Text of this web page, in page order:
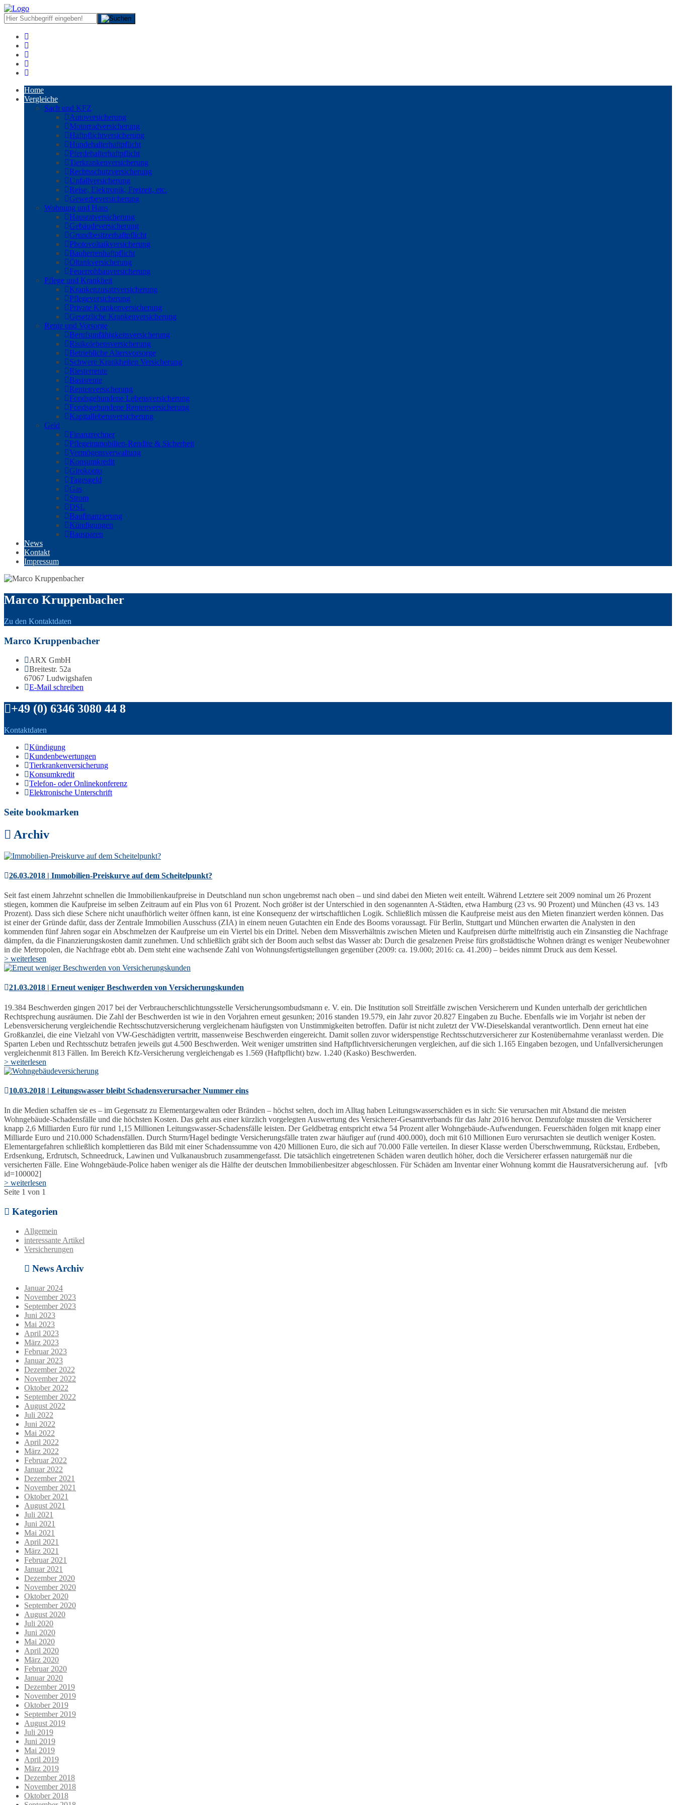
Home
Vergleiche
Sach und KFZ
Autoversicherung
Motorradversicherung
Haftpflichtversicherung
Hundehalterhaftpflicht
Pferdehalterhaftpflicht
Tierkrankenversicherung
Rechtsschutzversicherung
Unfallversicherung
Reise, Elektronik, Freizeit, etc.
Gewerbeversicherung
Wohnung und Haus
Hausratversicherung
Gebäudeversicherung
Grundbesitzerhaftpflicht
Photovoltaikversicherung
Bauherrenhaftpflicht
Öltankversicherung
Feuerrohbauversicherung
Pflege und Krankheit
Krankenzusatzversicherung
Pflegeversicherung
Private Krankenversicherung
Gesetzliche Krankenversicherung
Rente und Vorsorge
Berufs­unfähigkeitsversicherung
Risikolebensversicherung
Betriebliche Altersvorsorge
Schwere Krankheiten Versicherung
Riesterrente
Basisrente
Rentenversicherung
Fondsgebundene Lebensversicherung
Fondsgebundene Rentenversicherung
Kapitallebensversicherung
Geld
Finanzrechner
Pflegeimmobilien-Rendite & Sicherheit
Vermögensverwaltung
Konsumkredit
Girokonto
Tagesgeld
Gas
Strom
DSL
Baufinanzierung
Kündigungen
Bausparen
News
Kontakt
Impressum
Marco Kruppenbacher
Zu den Kontaktdaten
Marco Kruppenbacher
ARX GmbH
Breitestr. 52a
67067 Ludwigshafen
E-Mail schreiben
+49 (0) 6346 3080 44 8
Kontaktdaten
Kündigung
Kundenbewertungen
Tierkrankenversicherung
Konsumkredit
Telefon- oder Onlinekonferenz
Elektronische Unterschrift
Seite bookmarken
Archiv
26.03.2018 | Immobilien-Preiskurve auf dem Scheitelpunkt?
Seit fast einem Jahrzehnt schnellen die Immobilienkaufpreise in Deutschland nun schon ungebremst nach oben – und sind dabei den Mieten weit enteilt. Während Letztere seit 2009 nominal um 26 Prozent
stiegen, kommen die Kaufpreise im selben Zeitraum auf ein Plus von 61 Prozent. Noch größer ist der Unterschied in den sogenannten A-Städten, etwa Hamburg (23 vs. 90 Prozent) und München (43 vs. 143
Prozent). Dass sich diese Schere nicht unaufhörlich weiter öffnen kann, ist eine Konsequenz der wirtschaftlichen Logik. Schließlich müssen die Kaufpreise meist aus den Mieten finanziert werden können. Das
ist einer der Gründe dafür, dass der Zentrale Immobilien Ausschuss (ZIA) in einem neuen Gutachten ein Ende des Booms voraussagt. Für Berlin, Stuttgart und München erwarten die Analysten in den
kommenden fünf Jahren sogar ein Abschmelzen der Kaufpreise um ein Viertel bis ein Drittel. Neben dem Missverhältnis zwischen Mieten und Kaufpreisen dürfte mittelfristig auch ein Zinsanstieg die Nachfrage
dämpfen, da die Finanzierungskosten damit zunehmen. Und schließlich gräbt sich der Boom auch selbst das Wasser ab: Durch die gesalzenen Preise fürs großstädtische Wohnen drängt es weniger Neubewohner
in die Metropolen, die Nachfrage ebbt ab. Dem steht eine wachsende Zahl von Wohnungsfertigstellungen gegenüber (2009: ca. 19.000; 2016: ca. 41.200) – beides nimmt Druck aus dem Kessel.
> weiterlesen
21.03.2018 | Erneut weniger Beschwerden von Versicherungskunden
19.384 Beschwerden gingen 2017 bei der Verbraucherschlichtungsstelle Versicherungsombudsmann e. V. ein. Die Institution soll Streitfälle zwischen Versicherern und Kunden unterhalb der gerichtlichen
Rechtsprechung ausräumen. Die Zahl der Beschwerden ist wie in den Vorjahren erneut gesunken; 2016 standen 19.579, ein Jahr zuvor 20.827 Eingaben zu Buche. Ebenfalls wie im Vorjahr ist neben der
Lebensversicherung vergleichendie Rechtsschutzversicherung vergleichenam häufigsten von Unstimmigkeiten betroffen. Dafür ist nicht zuletzt der VW-Dieselskandal verantwortlich. Denn erneut hat eine
Großkanzlei, die eine Vielzahl von VW-Geschädigten vertritt, massenweise Beschwerden eingereicht. Damit sollen zuvor widerspenstige Rechtsschutzversicherer zur Kostenübernahme veranlasst werden. Die
Sparten Leben und Rechtsschutz betrafen jeweils gut 4.500 Beschwerden. Weit weniger umstritten sind Haftpflichtversicherungen vergleichen, auf die sich 1.165 Eingaben bezogen, und Unfallversicherungen
vergleichenmit 813 Fällen. Im Bereich Kfz-Versicherung vergleichengab es 1.569 (Haftpflicht) bzw. 1.240 (Kasko) Beschwerden.
> weiterlesen
10.03.2018 | Leitungswasser bleibt Schadensverursacher Nummer eins
In die Medien schaffen sie es – im Gegensatz zu Elementargewalten oder Bränden – höchst selten, doch im Alltag haben Leitungswasserschäden es in sich: Sie verursachen mit Abstand die meisten
Wohngebäude-Schadensfälle und die höchsten Kosten. Das geht aus einer kürzlich vorgelegten Auswertung des Versicherer-Gesamtverbands für das Jahr 2016 hervor. Demzufolge mussten die Versicherer
knapp 2,6 Milliarden Euro für rund 1,15 Millionen Leitungswasser-Schadensfälle leisten. Der Geldbetrag entspricht etwa 54 Prozent aller Wohngebäude-Aufwendungen. Feuerschäden folgen mit knapp einer
Milliarde Euro und 210.000 Schadensfällen. Durch Sturm/Hagel bedingte Versicherungsfälle traten zwar häufiger auf (rund 400.000), doch mit 610 Millionen Euro verursachten sie deutlich weniger Kosten.
Elementargefahren schließlich komplettieren das Bild mit einer Schadenssumme von 420 Millionen Euro, die sich auf 70.000 Fälle verteilen. In dieser Klasse werden Überschwemmung, Rückstau, Erdbeben,
Erdsenkung, Erdrutsch, Schneedruck, Lawinen und Vulkanausbruch zusammengefasst. Die tatsächlich eingetretenen Schäden waren deutlich höher, doch die Versicherer erfassen naturgemäß nur die
versicherten Fälle. Eine Wohngebäude-Police haben weniger als die Hälfte der deutschen Immobilienbesitzer abgeschlossen. Für Schäden am Inventar einer Wohnung kommt die Hausratversicherung auf. [vfb
id=100002]
> weiterlesen
Seite 1 von 1
Kategorien
Allgemein
interessante Artikel
Versicherungen
News Archiv
Januar 2024
November 2023
September 2023
Juni 2023
Mai 2023
April 2023
März 2023
Februar 2023
Januar 2023
Dezember 2022
November 2022
Oktober 2022
September 2022
August 2022
Juli 2022
Juni 2022
Mai 2022
April 2022
März 2022
Februar 2022
Januar 2022
Dezember 2021
November 2021
Oktober 2021
August 2021
Juli 2021
Juni 2021
Mai 2021
April 2021
März 2021
Februar 2021
Januar 2021
Dezember 2020
November 2020
Oktober 2020
September 2020
August 2020
Juli 2020
Juni 2020
Mai 2020
April 2020
März 2020
Februar 2020
Januar 2020
Dezember 2019
November 2019
Oktober 2019
September 2019
August 2019
Juli 2019
Juni 2019
Mai 2019
April 2019
März 2019
Dezember 2018
November 2018
Oktober 2018